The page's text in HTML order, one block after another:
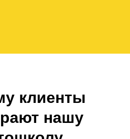
клиенты
нашу